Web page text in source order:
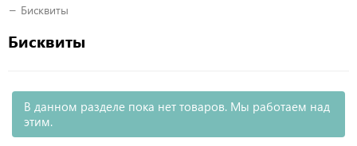
Бисквиты
Бисквиты
В данном разделе пока нет товаров. Мы работаем над
этим.